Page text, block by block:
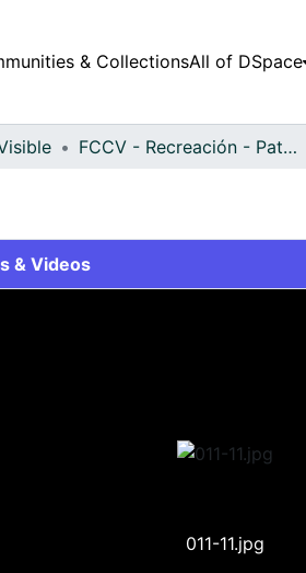
& CollectionsAll of DSpace
FCCV - Recreación - Patrimonial
& Videos
011-11.jpg